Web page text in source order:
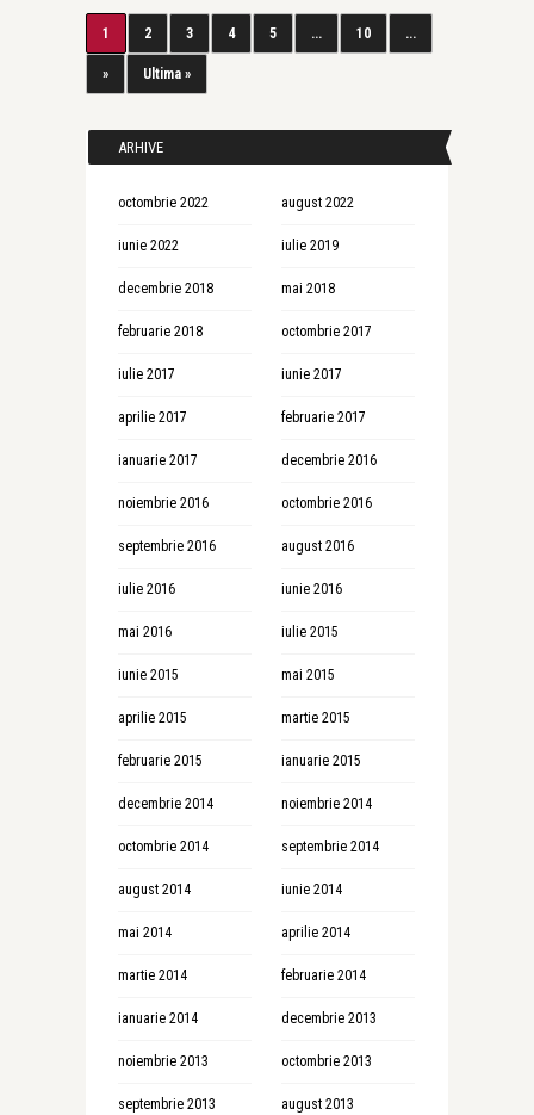
1 2 3 4 5 ... 10 ...
» Ultima »
ARHIVE
octombrie 2022 august 2022
iunie 2022 iulie 2019
decembrie 2018 mai 2018
februarie 2018 octombrie 2017
iulie 2017 iunie 2017
aprilie 2017 februarie 2017
ianuarie 2017 decembrie 2016
noiembrie 2016 octombrie 2016
septembrie 2016 august 2016
iulie 2016 iunie 2016
mai 2016 iulie 2015
iunie 2015 mai 2015
aprilie 2015 martie 2015
februarie 2015 ianuarie 2015
decembrie 2014 noiembrie 2014
octombrie 2014 septembrie 2014
august 2014 iunie 2014
mai 2014 aprilie 2014
martie 2014 februarie 2014
ianuarie 2014 decembrie 2013
noiembrie 2013 octombrie 2013
septembrie 2013 august 2013